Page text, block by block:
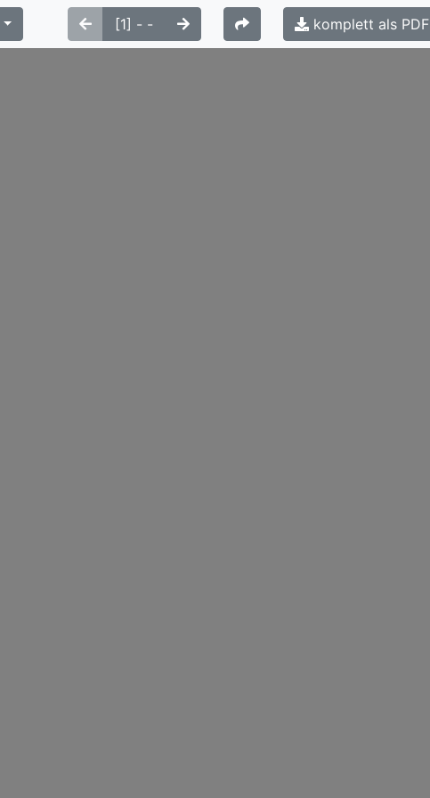
komplett als PDF